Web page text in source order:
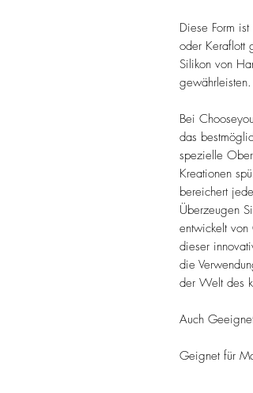
Diese Form
oder Keraflott
Silikon von
gewährleisten.
Bei
das
spezielle
Kreationen
bereichert
Überzeugen
entwickelt
dieser
die
der Welt des
Auch
Geignet für